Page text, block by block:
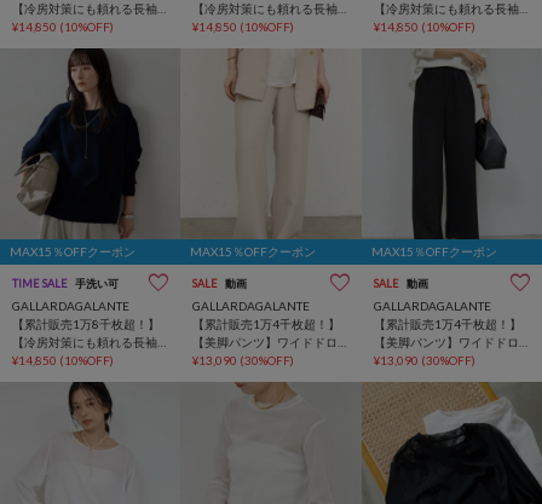
【冷房対策にも頼れる長袖
】バックスリットブラウス
¥14,850 (10%OFF)
【冷房対策にも頼れる長袖
】バックスリットブラウス
¥14,850 (10%OFF)
【冷房対策にも頼れる長袖
】バックスリットブラウス
¥14,850 (10%OFF)
MAX15％OFFクーポン
TIME SALE 手洗い可
GALLARDAGALANTE
【累計販売1万8千枚超！】
【冷房対策にも頼れる長袖
】バックスリットブラウス
Tee
¥14,850 (10%OFF)
MAX15％OFFクーポン
SALE 動画
GALLARDAGALANTE
【累計販売1万4千枚超！】
【美脚パンツ】ワイドドロ
ストパンツ
¥13,090 (30%OFF)
MAX15％OFFクーポン
SALE 動画
GALLARDAGALANTE
【累計販売1万4千枚超！】
【美脚パンツ】ワイドドロ
ストパンツ
¥13,090 (30%OFF)